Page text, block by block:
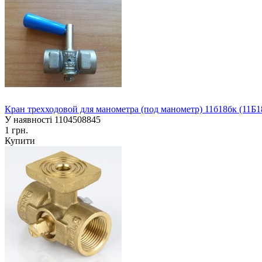
Кран трехходовой для манометра (под манометр) 11б18бк
У наявності 1104508845
1 грн.
Купити